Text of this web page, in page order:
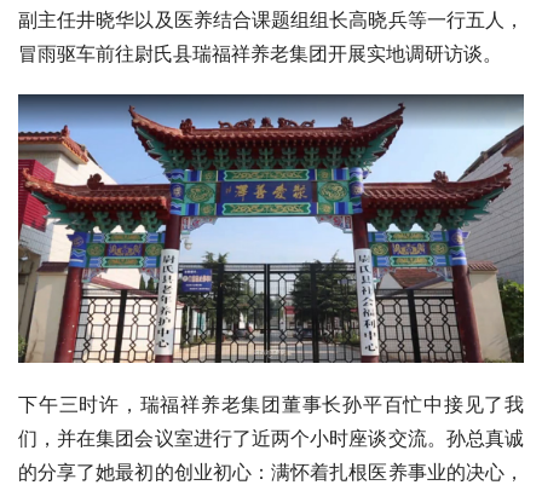
副主任井晓华以及医养结合课题组组长高晓兵等一行五人，
冒雨驱车前往尉氏县瑞福祥养老集团开展实地调研访谈。
下午三时许，瑞福祥养老集团董事长孙平百忙中接见了我
们，并在集团会议室进行了近两个小时座谈交流。孙总真诚
的分享了她最初的创业初心：满怀着扎根医养事业的决心，